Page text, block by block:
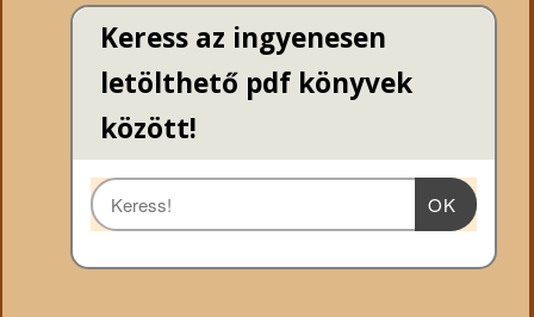
Keress az ingyenesen
letölthető pdf könyvek
között!
OK